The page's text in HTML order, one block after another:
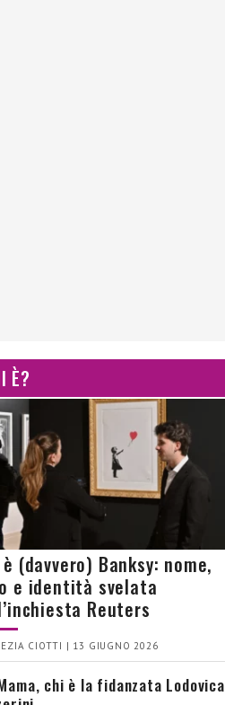
È?
(davvero) Banksy: nome,
e identità svelata
Reuters
CIOTTI | 13 GIUGNO 2026
chi è la fidanzata Lodovica